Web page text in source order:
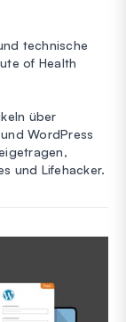
technische
of Health
über
WordPress
und Lifehacker.